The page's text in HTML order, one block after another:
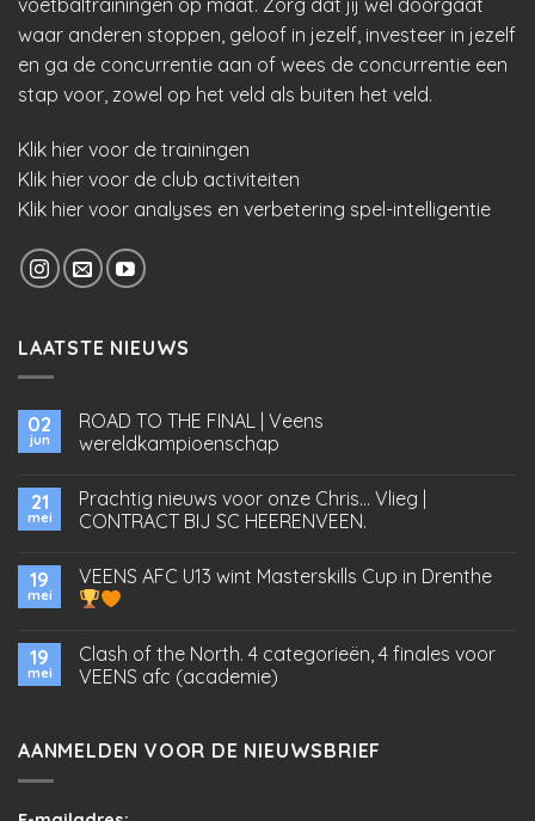
op
de
productpagina
waar anderen stoppen, geloof in jezelf, investeer in jezelf
en ga de concurrentie aan of wees de concurrentie een
stap voor, zowel op het veld als buiten het veld.
Klik hier voor de trainingen
Klik hier voor de club activiteiten
Klik hier voor analyses en verbetering spel-intelligentie
LAATSTE NIEUWS
02
jun
ROAD TO THE FINAL | Veens
wereldkampioenschap
21
mei
Prachtig nieuws voor onze Chris… Vlieg |
CONTRACT BIJ SC HEERENVEEN.
19
mei
VEENS AFC U13 wint Masterskills Cup in Drenthe
19
mei
Clash of the North. 4 categorieën, 4 finales voor
VEENS afc (academie)
AANMELDEN VOOR DE NIEUWSBRIEF